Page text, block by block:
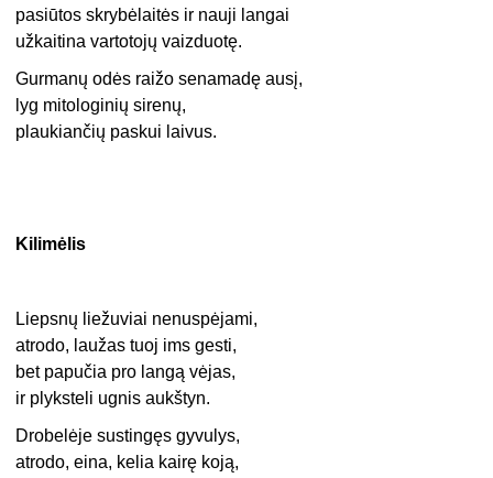
pasiūtos skrybėlaitės ir nauji langai
užkaitina vartotojų vaizduotę.
Gurmanų odės raižo senamadę ausį,
lyg mitologinių sirenų,
plaukiančių paskui laivus.
Kilimėlis
Liepsnų liežuviai nenuspėjami,
atrodo, laužas tuoj ims gesti,
bet papučia pro langą vėjas,
ir plyksteli ugnis aukštyn.
Drobelėje sustingęs gyvulys,
atrodo, eina, kelia kairę koją,